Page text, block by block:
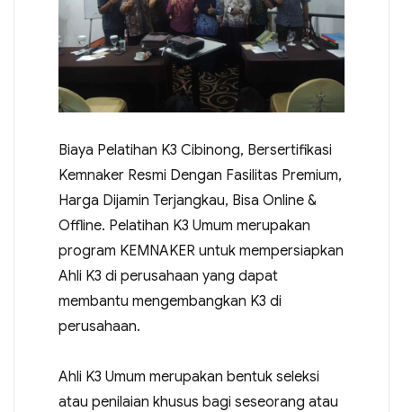
Biaya Pelatihan K3 Cibinong, Bersertifikasi
Kemnaker Resmi Dengan Fasilitas Premium,
Harga Dijamin Terjangkau, Bisa Online &
Offline. Pelatihan K3 Umum merupakan
program KEMNAKER untuk mempersiapkan
Ahli K3 di perusahaan yang dapat
membantu mengembangkan K3 di
perusahaan.
Ahli K3 Umum merupakan bentuk seleksi
atau penilaian khusus bagi seseorang atau